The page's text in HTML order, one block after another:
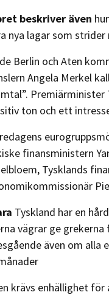
beskriver även
nya lagar som
Berlin och Aten
Angela Merkel
Premiärminister
ton och ett
finansministern
Tysklands
Tyskland har en
vägrar ge
även om alla
krävs enhällighet